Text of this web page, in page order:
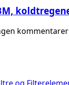
kommentarer